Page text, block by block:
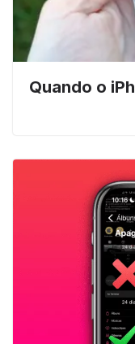
Quando o